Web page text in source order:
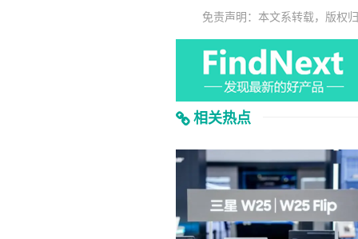
免责声明：本文系转载，版权
相关热点